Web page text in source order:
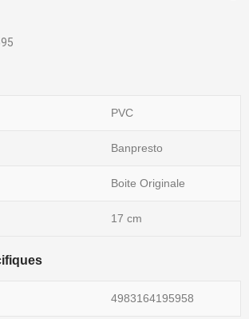
PVC
Banpresto
Boite Originale
17 cm
4983164195958